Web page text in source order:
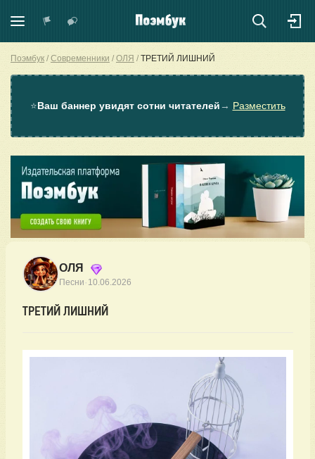
Поэмбук Современники ОЛЯ ТРЕТИЙ ЛИШНИЙ
⭐Ваш баннер увидят сотни читателей → Разместить
ОЛЯ
Песни · 10.06.2026
ТРЕТИЙ ЛИШНИЙ